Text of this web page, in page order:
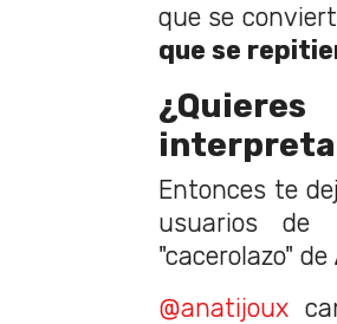
que se
que se
Entonces te
usuarios de
"cacerolazo" de
@anatijoux